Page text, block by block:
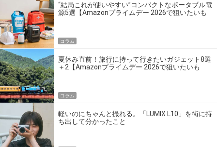
“結局これが使いやすい”コンパクトなポータブル電
源5選【Amazonプライムデー 2026で狙いたいも
コラム
夏休み直前！旅行に持って行きたいガジェット8選
＋2【Amazonプライムデー 2026で狙いたいも
コラム
軽いのにちゃんと撮れる。「LUMIX L10」を街に持
ち出して分かったこと